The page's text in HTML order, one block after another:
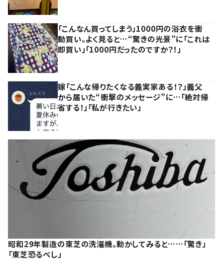
「こんなん買ってしまう」1000円の浴衣を衝
動買い。よく見ると…“驚きの光景”に「これは
即買い」「1000円だったのですか？！」
嫁「こんな帰りたくなる義実家ある！？」義父
から届いた“衝撃のメッセージ”に…「絶対帰
省する！」「私が行きたい」
昭和29年製造の東芝の洗濯機。動かしてみると……「驚き」
「東芝恐るべし」